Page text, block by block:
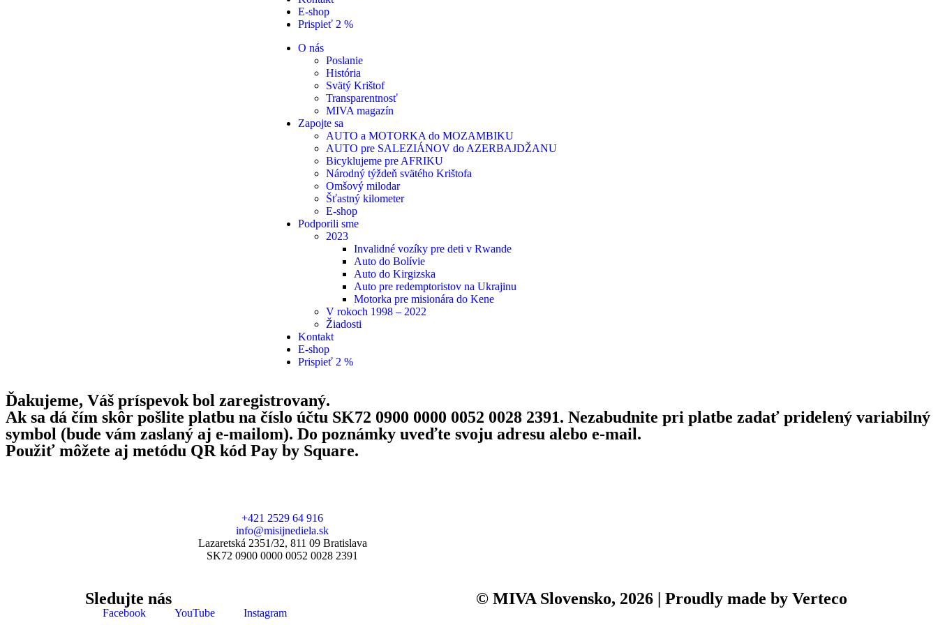
E-shop
Prispieť 2 %
O nás
Poslanie
História
Svätý Krištof
Transparentnosť
MIVA magazín
Zapojte sa
AUTO a MOTORKA do MOZAMBIKU
AUTO pre SALEZIÁNOV do AZERBAJDŽANU
Bicyklujeme pre AFRIKU
Národný týždeň svätého Krištofa
Omšový milodar
Šťastný kilometer
E-shop
Podporili sme
2023
Invalidné vozíky pre deti v Rwande
Auto do Bolívie
Auto do Kirgizska
Auto pre redemptoristov na Ukrajinu
Motorka pre misionára do Kene
V rokoch 1998 – 2022
Žiadosti
Kontakt
E-shop
Prispieť 2 %
Ďakujeme, Váš príspevok bol zaregistrovaný.
Ak sa dá čím skôr pošlite platbu na číslo účtu SK72 0900 0000 0052 0028 2391. Nezabudnite pri platbe zadať pridelený variabilný
symbol (bude vám zaslaný aj e-mailom). Do poznámky uveďte svoju adresu alebo e-mail.
Použiť môžete aj metódu QR kód Pay by Square.
+421 2529 64 916
info@misijnediela.sk
Lazaretská 2351/32, 811 09 Bratislava
SK72 0900 0000 0052 0028 2391
Sledujte nás
Facebook YouTube Instagram
© MIVA Slovensko, 2026 | Proudly made by Verteco